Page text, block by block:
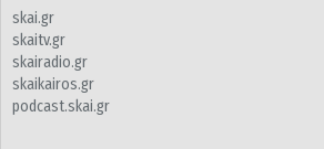
skai.gr
skaitv.gr
skairadio.gr
skaikairos.gr
podcast.skai.gr